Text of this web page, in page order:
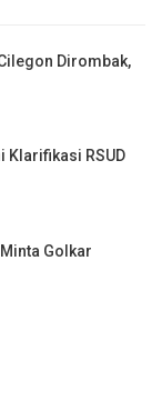
Dirombak,
Klarifikasi RSUD
Golkar